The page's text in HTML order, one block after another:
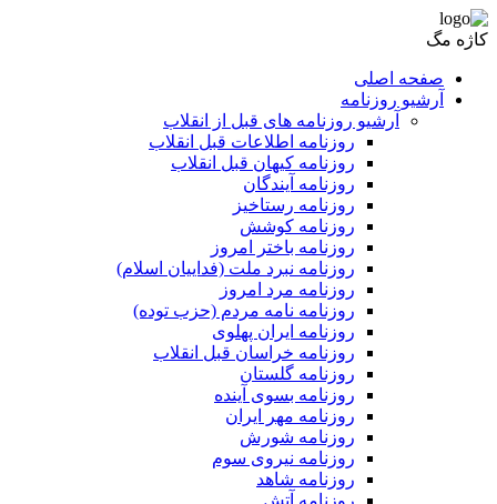
کاژه مگ
صفحه اصلی
آرشیو روزنامه
آرشیو روزنامه های قبل از انقلاب
روزنامه اطلاعات قبل انقلاب
روزنامه کیهان قبل انقلاب
روزنامه آیندگان
روزنامه رستاخیز
روزنامه کوشش
روزنامه باختر امروز
روزنامه نبرد ملت (فداییان اسلام)
روزنامه مرد امروز
روزنامه نامه مردم (حزب توده)
روزنامه ایران پهلوی
روزنامه خراسان قبل انقلاب
روزنامه گلستان
روزنامه بسوی آینده
روزنامه مهر ایران
روزنامه شورش
روزنامه نیروی سوم
روزنامه شاهد
روزنامه آتش